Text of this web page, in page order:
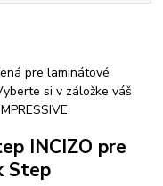
pre laminátové
si v záložke váš
INCIZO pre
Step